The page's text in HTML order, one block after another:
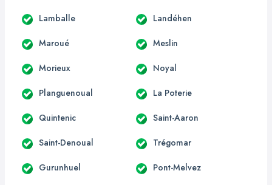
Lamballe Landéhen
Maroué Meslin
Morieux Noyal
Planguenoual La Poterie
Quintenic Saint-Aaron
Saint-Denoual Trégomar
Gurunhuel Pont-Melvez